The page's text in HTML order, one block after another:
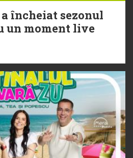
Theo Rose -
încheiat sezonul
un moment live